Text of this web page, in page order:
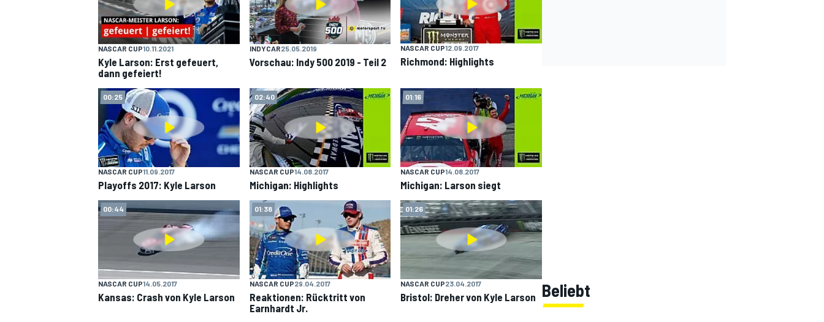
DTM
NASCAR CUP10.11.2021
Kyle Larson: Erst gefeuert,
dann gefeiert!
INDYCAR25.05.2019
Vorschau: Indy 500 2019 - Teil 2
NASCAR CUP12.09.2017
Richmond: Highlights
00:25
NASCAR CUP11.09.2017
Playoffs 2017: Kyle Larson
02:40
NASCAR CUP14.08.2017
Michigan: Highlights
01:16
NASCAR CUP14.08.2017
Michigan: Larson siegt
00:44
NASCAR CUP14.05.2017
Kansas: Crash von Kyle Larson
01:38
NASCAR CUP29.04.2017
Reaktionen: Rücktritt von
Earnhardt Jr.
01:26
NASCAR CUP23.04.2017
Bristol: Dreher von Kyle Larson Beliebt